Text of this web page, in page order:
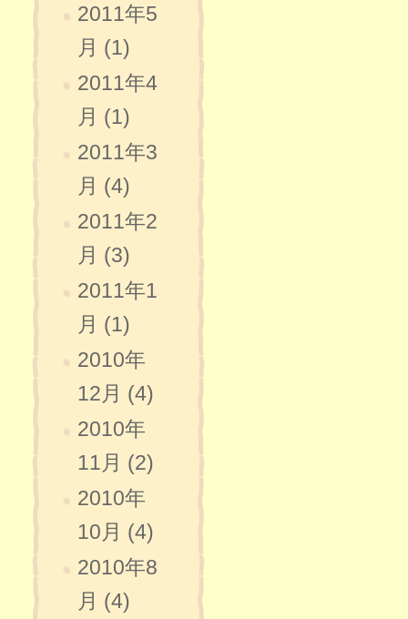
2011年5
月 (1)
2011年4
月 (1)
2011年3
月 (4)
2011年2
月 (3)
2011年1
月 (1)
2010年
12月 (4)
2010年
11月 (2)
2010年
10月 (4)
2010年8
月 (4)